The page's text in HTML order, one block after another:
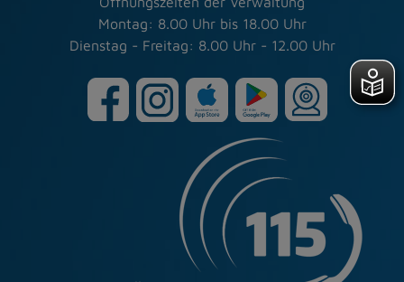
Montag: 8.00 Uhr bis 18.00 Uhr
Dienstag - Freitag: 8.00 Uhr - 12.00 Uhr